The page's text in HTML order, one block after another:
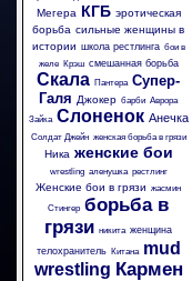
Мегера КГБ эротическая
борьба сильные женщины в
истории школа рестлинга бои в
желе
Крэш смешанная борьба
Скала Пантера Супер-
Галя Джокер барби Аврора
Зайка Слоненок Анечка
Солдат Джейн женская борьба в грязи
Ника женские бои
wrestling аленушка рестлинг
Женские бои в грязи жасмин
Стингер борьба в
грязи никита женщина
телохранитель
Китана
mud
wrestling Кармен